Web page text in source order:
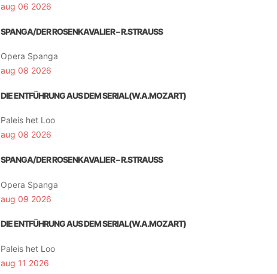
aug 06 2026
SPANGA/DER ROSENKAVALIER – R.STRAUSS
Opera Spanga
aug 08 2026
DIE ENTFÜHRUNG AUS DEM SERIAL(W.A.MOZART)
Paleis het Loo
aug 08 2026
SPANGA/DER ROSENKAVALIER – R.STRAUSS
Opera Spanga
aug 09 2026
DIE ENTFÜHRUNG AUS DEM SERIAL(W.A.MOZART)
Paleis het Loo
aug 11 2026